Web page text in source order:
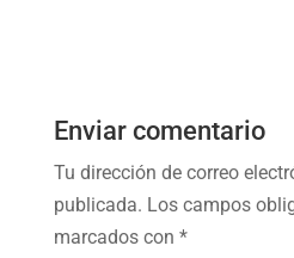
Enviar comentario
Tu dirección de correo
publicada. Los campos
marcados con *